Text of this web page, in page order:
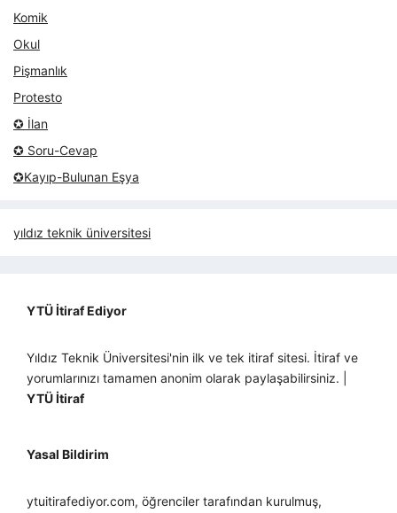
Komik
Okul
Pişmanlık
Protesto
✪ İlan
✪ Soru-Cevap
✪Kayıp-Bulunan Eşya
yıldız teknik üniversitesi
YTÜ İtiraf Ediyor
Yıldız Teknik Üniversitesi'nin ilk ve tek itiraf sitesi. İtiraf ve
yorumlarınızı tamamen anonim olarak paylaşabilirsiniz. |
YTÜ İtiraf
Yasal Bildirim
ytuitirafediyor.com, öğrenciler tarafından kurulmuş,